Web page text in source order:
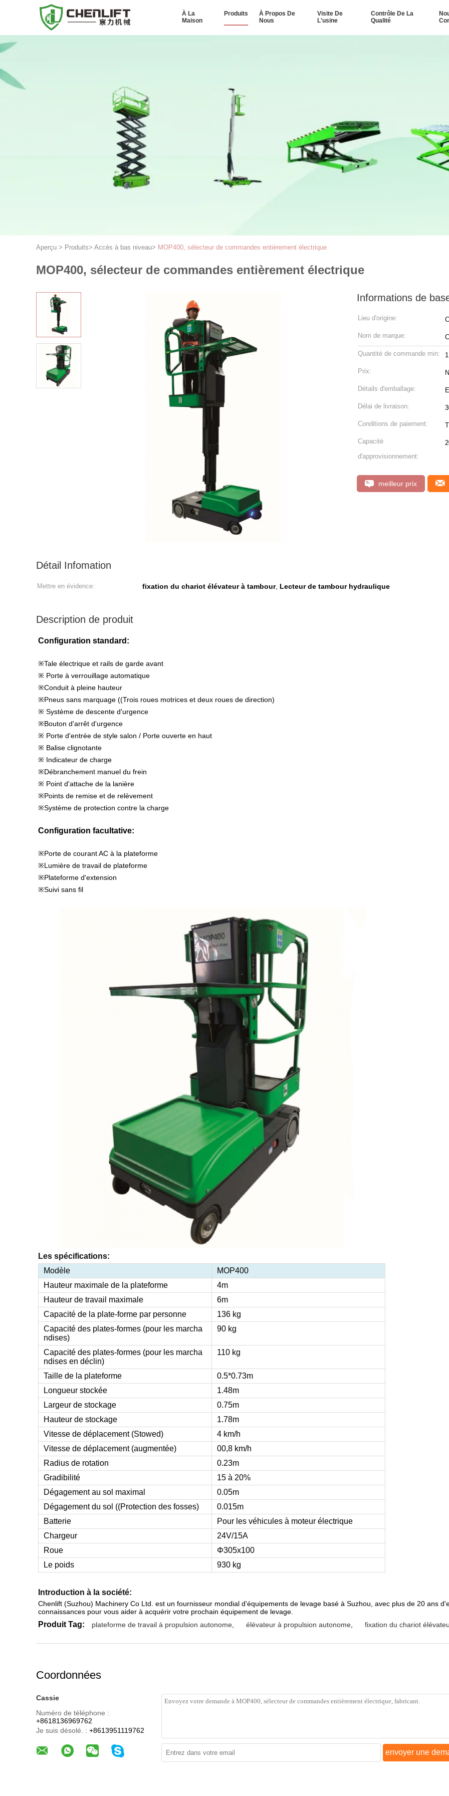
À La
Maison
Produits
À Propos De
Nous
Visite De
L'usine
Contrôle De La
Qualité
Aperçu > Produits> Accès à bas niveau> MOP400, sélecteur de commandes entièrement électrique
MOP400, sélecteur de commandes entièrement électrique
Informations de
Lieu d'origine:
Nom de marque:
Quantité de commande min: 1
Prix:
Détails d'emballage:
Délai de livraison:
Conditions de paiement:
Capacité
d'approvisionnement:
meilleur prix
Détail Infomation
Mettre en évidence: fixation du chariot élévateur à tambour, Lecteur de tambour hydraulique
Description de produit
Configuration standard:
※Tale électrique et rails de garde avant
※ Porte à verrouillage automatique
※Conduit à pleine hauteur
※Pneus sans marquage ((Trois roues motrices et deux roues de direction)
※ Système de descente d'urgence
※Bouton d'arrêt d'urgence
※ Porte d'entrée de style salon / Porte ouverte en haut
※ Balise clignotante
※ Indicateur de charge
※Débranchement manuel du frein
※ Point d'attache de la lanière
※Points de remise et de relèvement
※Système de protection contre la charge
Configuration facultative:
※Porte de courant AC à la plateforme
※Lumière de travail de plateforme
※Plateforme d'extension
※Suivi sans fil
Les spécifications:
Modèle
MOP400
Hauteur maximale de la plateforme
4m
Hauteur de travail maximale
6m
Capacité de la plate-forme par personne
136 kg
Capacité des plates-formes (pour les marcha
ndises)
90 kg
Capacité des plates-formes (pour les marcha
ndises en déclin)
110 kg
Taille de la plateforme
0.5*0.73m
Longueur stockée
1.48m
Largeur de stockage
0.75m
Hauteur de stockage
1.78m
Vitesse de déplacement (Stowed)
4 km/h
Vitesse de déplacement (augmentée)
00,8 km/h
Radius de rotation
0.23m
Gradibilité
15 à 20%
Dégagement au sol maximal
0.05m
Dégagement du sol ((Protection des fosses)
0.015m
Batterie
Pour les véhicules à moteur électrique
Chargeur
24V/15A
Roue
Φ305x100
Le poids
930 kg
Introduction à la société:
Chenlift (Suzhou) Machinery Co Ltd. est un fournisseur mondial d'équipements de levage basé à Suzhou, avec plus de 20 ans
connaissances pour vous aider à acquérir votre prochain équipement de levage.
Produit Tag: plateforme de travail à propulsion autonome élévateur à propulsion autonome fixation du chariot
Coordonnées
Cassie
Numéro de téléphone :
+8618136969762
Je suis désolé. : +8613951119762
envoyer une